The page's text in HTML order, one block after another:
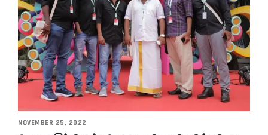
NOVEMBER 25, 2022